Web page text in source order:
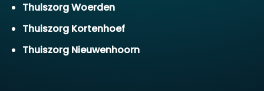
Thuiszorg Woerden
Thuiszorg Kortenhoef
Thuiszorg Nieuwenhoorn